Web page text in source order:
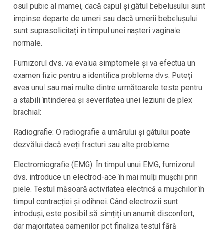
osul pubic al mamei, dacă capul și gâtul bebelușului sunt
împinse departe de umeri sau dacă umerii bebelușului
sunt suprasolicitați în timpul unei nașteri vaginale
normale.
Furnizorul dvs. va evalua simptomele și va efectua un
examen fizic pentru a identifica problema dvs. Puteți
avea unul sau mai multe dintre următoarele teste pentru
a stabili întinderea și severitatea unei leziuni de plex
brachial:
Radiografie: O radiografie a umărului și gâtului poate
dezvălui dacă aveți fracturi sau alte probleme.
Electromiografie (EMG): În timpul unui EMG, furnizorul
dvs. introduce un electrod-ace în mai mulți mușchi prin
piele. Testul măsoară activitatea electrică a mușchilor în
timpul contracției și odihnei. Când electrozii sunt
introduși, este posibil să simțiți un anumit disconfort,
dar majoritatea oamenilor pot finaliza testul fără